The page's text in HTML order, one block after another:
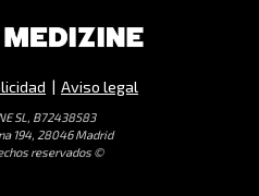
| Aviso legal
SL, B72438583
194, 28046 Madrid
reservados ©